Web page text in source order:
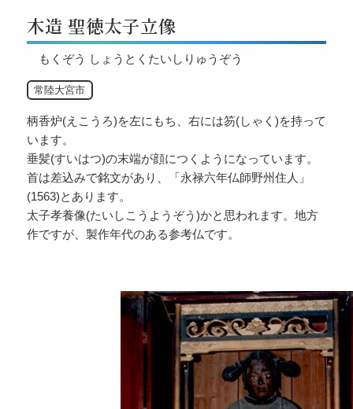
木造 聖徳太子立像
もくぞう しょうとくたいしりゅうぞう
常陸大宮市
柄香炉(えこうろ)を左にもち、右には笏(しゃく)を持って
います。
垂髪(すいはつ)の末端が顔につくようになっています。
首は差込みで銘文があり、「永禄六年仏師野州住人」
(1563)とあります。
太子孝養像(たいしこうようぞう)かと思われます。地方
作ですが、製作年代のある参考仏です。